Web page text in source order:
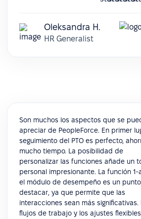
Oleksandra H.
HR Generalist
Son muchos los aspectos que se
apreciar de PeopleForce. En primer
seguimiento del PTO es perfecto,
mucho tiempo. La posibilidad de
personalizar las funciones añade un
personal impresionante. La función 1-
el módulo de desempeño es un
destacar, ya que permite que las
interacciones sean más significativas.
flujos de trabajo y los ajustes